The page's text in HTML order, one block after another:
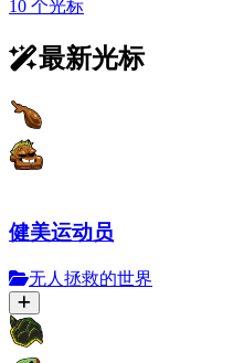
10 个光标
最新光标
健美运动员
无人拯救的世界